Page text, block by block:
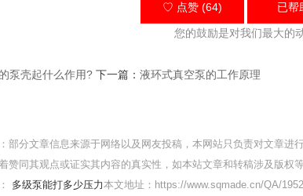
♡ 点赞 (64) 已帮
您的鼓励是对我们最大的
泵壳起什么作用? 下一篇： 液环式真空泵的工作原理
部分文章信息来源于网络以及网友投稿，本网站只负责对文章进
赞同其观点或证实其内容的真实性，如本站文章和转稿涉及版权
多级泵能打多少压力本文地址：https://www.sqmade.cn/QA/